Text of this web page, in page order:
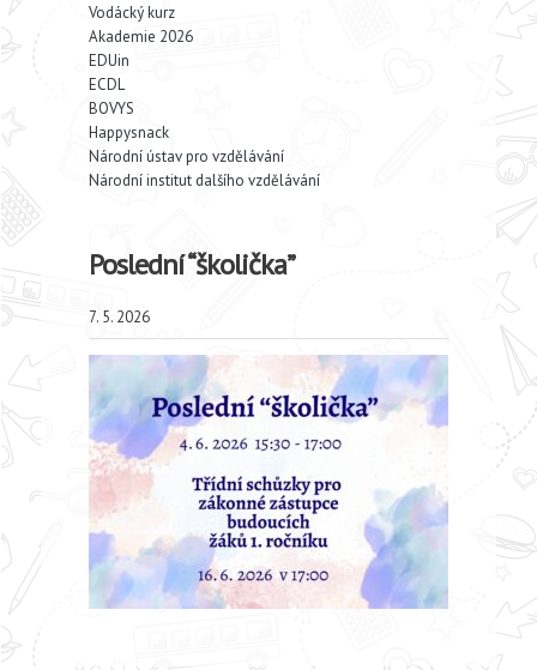
Vodácký kurz
Akademie 2026
EDUin
ECDL
BOVYS
Happysnack
Národní ústav pro vzdělávání
Národní institut dalšího vzdělávání
Poslední “školička”
7. 5. 2026